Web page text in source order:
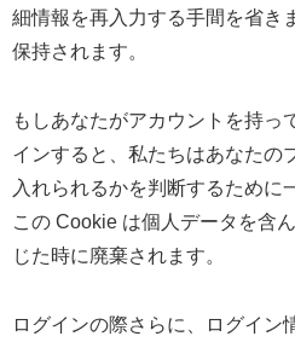
細情報を再入力する手間を省き
保持されます。
もしあなたがアカウントを持っ
インすると、私たちはあなたの
入れられるかを判断するために
この Cookie は個人データを含
じた時に廃棄されます。
ログインの際さらに、ログイン